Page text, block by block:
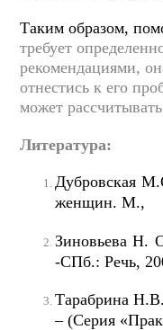
Таким образом,
требует
рекомендациями,
отнестись к его
может
Литература:
Дубровская
женщин. М.,
Зиновьева Н.
-СПб.: Речь,
Тарабрина
– (Серия